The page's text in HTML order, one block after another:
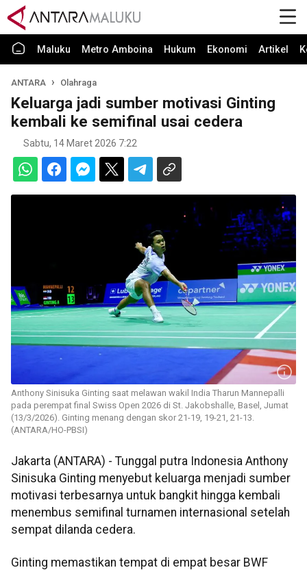
Maluku Metro Amboina Hukum Ekonomi Artikel
ANTARA Olahraga
Keluarga jadi sumber motivasi Ginting
kembali ke semifinal usai cedera
Sabtu, 14 Maret 2026 7:22
Anthony Sinisuka Ginting saat melawan wakil India Tharun Mannepalli
pada perempat final Swiss Open 2026 di St. Jakobshalle, Basel, Jumat
(13/3/2026). Ginting menang dengan skor 21-19, 19-21, 21-13.
(ANTARA/HO-PBSI)
Jakarta (ANTARA) - Tunggal putra Indonesia Anthony
Sinisuka Ginting menyebut keluarga menjadi sumber
motivasi terbesarnya untuk bangkit hingga kembali
menembus semifinal turnamen internasional setelah
sempat dilanda cedera.
Ginting memastikan tempat di empat besar BWF